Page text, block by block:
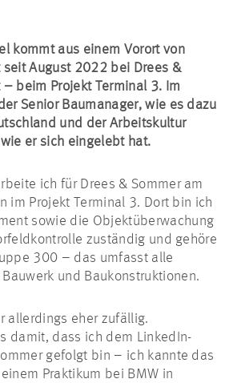
kommt aus einem Vorort von
August 2022 bei Drees &
beim Projekt Terminal 3. Im
Senior Baumanager, wie es dazu
und der Arbeitskultur
er sich eingelebt hat.
ich für Drees & Sommer am
im Projekt Terminal 3. Dort bin ich
sowie die Objektüberwachung
zuständig und gehöre
300 – das umfasst alle
und Baukonstruktionen.
allerdings eher zufällig.
damit, dass ich dem LinkedIn-
gefolgt bin – ich kannte das
Praktikum bei BMW in